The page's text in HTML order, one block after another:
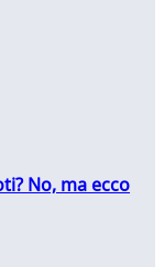
No, ma ecco